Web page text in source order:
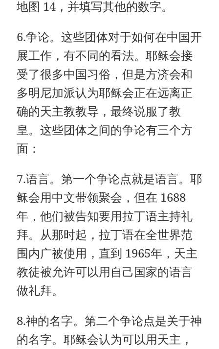
地图 14，并填写其他的数字。
6.争论。这些团体对于如何在中国开
展工作，有不同的看法。耶稣会接
受了很多中国习俗，但是方济会和
多明尼加派认为耶稣会正在远离正
确的天主教教导，最终说服了教
皇。这些团体之间的争论有三个方
面：
7.语言。第一个争论点就是语言。耶
稣会用中文带领聚会，但在 1688
年，他们被告知要用拉丁语主持礼
拜。从那时起，拉丁语在全世界范
围内广被使用，直到 1965年，天主
教徒被允许可以用自己国家的语言
做礼拜。
8.神的名字。第二个争论点是关于神
的名字。耶稣会认为可以用天主，